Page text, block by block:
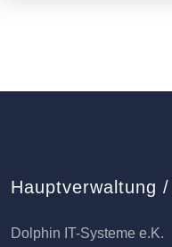
Hauptverwaltung
Dolphin IT-Systeme e.K.